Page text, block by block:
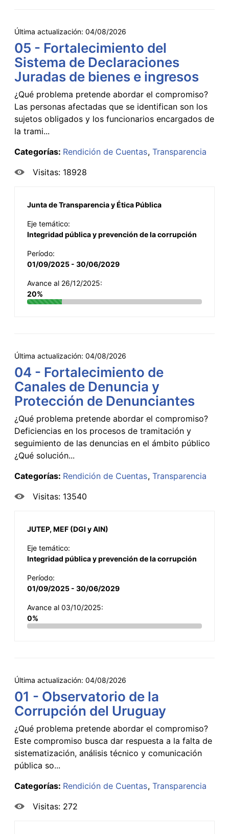
Última actualización: 04/08/2026
05 - Fortalecimiento del
Sistema de Declaraciones
Juradas de bienes e ingresos
¿Qué problema pretende abordar el compromiso?
Las personas afectadas que se identifican son los
sujetos obligados y los funcionarios encargados de
la trami...
Categorías: Rendición de Cuentas Transparencia
Visitas: 18928
Junta de Transparencia y Ética Pública
Eje temático:
Integridad pública y prevención de la corrupción
Período:
01/09/2025 - 30/06/2029
Avance al 26/12/2025:
20%
Última actualización: 04/08/2026
04 - Fortalecimiento de
Canales de Denuncia y
Protección de Denunciantes
¿Qué problema pretende abordar el compromiso?
Deficiencias en los procesos de tramitación y
seguimiento de las denuncias en el ámbito público
¿Qué solución...
Categorías: Rendición de Cuentas Transparencia
Visitas: 13540
JUTEP, MEF (DGI y AIN)
Eje temático:
Integridad pública y prevención de la corrupción
Período:
01/09/2025 - 30/06/2029
Avance al 03/10/2025:
0%
Última actualización: 04/08/2026
01 - Observatorio de la
Corrupción del Uruguay
¿Qué problema pretende abordar el compromiso?
Este compromiso busca dar respuesta a la falta de
sistematización, análisis técnico y comunicación
pública so...
Categorías: Rendición de Cuentas Transparencia
Visitas: 272